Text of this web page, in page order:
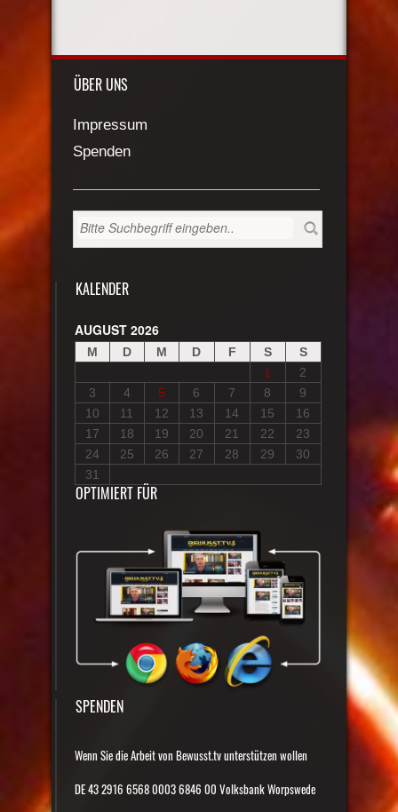
ÜBER UNS
Impressum
Spenden
KALENDER
AUGUST 2026
M D M D F S
S
1
2
3
4 5 6 7 8
9
10
11 12 13 14 15
16
17
18 19 20 21 22
23
24
25 26 27 28 29
30
31
OPTIMIERT FÜR
SPENDEN
Wenn Sie die Arbeit von Bewusst.tv unterstützen wollen
DE 43 2916 6568 0003 6846 00 Volksbank Worpswede